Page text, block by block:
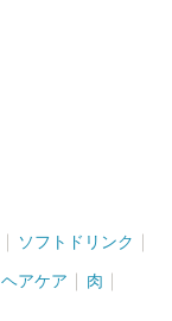
ソフトドリンク
ヘアケア 肉